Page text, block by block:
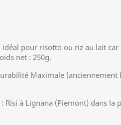
idéal pour risotto ou riz au lait
net : 250g.
Maximale (anciennement
Risi à Lignana (Piemont) dans la